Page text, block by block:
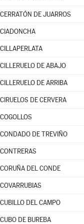
CERRATÓN DE JUARROS
CIADONCHA
CILLAPERLATA
CILLERUELO DE ABAJO
CILLERUELO DE ARRIBA
CIRUELOS DE CERVERA
COGOLLOS
CONDADO DE TREVIÑO
CONTRERAS
CORUÑA DEL CONDE
COVARRUBIAS
CUBILLO DEL CAMPO
CUBO DE BUREBA